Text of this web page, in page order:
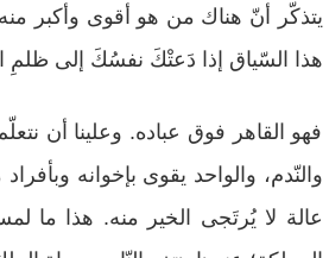
يتذكّر أنّ هناك من هو أقوى وأكبر
هذا السّياق إذا دَعتْكَ نفسُكَ إلى ظلمِ
فهو القاهر فوق عباده. وعلينا أن
والنّدم، والواحد يقوى بإخوانه
عالة لا يُرتَجى الخير منه. هذا ما